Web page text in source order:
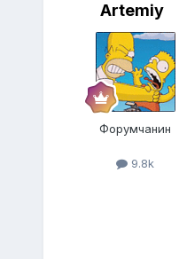
Artemiy
Форумчанин
9.8k